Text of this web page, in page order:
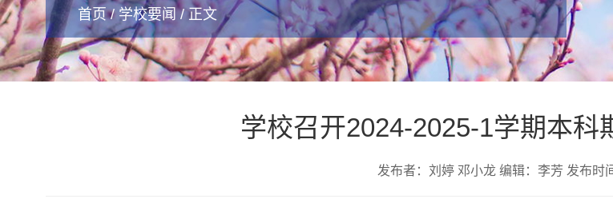
首页/ 学校要闻 / 正文
学校召开2024-2025-1学期本科
发布者：刘婷 邓小龙 编辑：李芳 发布时